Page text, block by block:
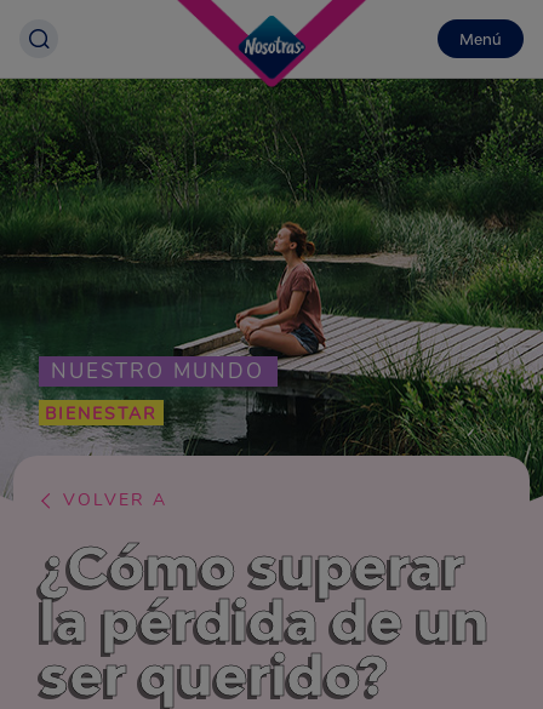
Menú
NUESTRO MUNDO
BIENESTAR
VOLVER A
¿Cómo superar
la pérdida de un
ser querido?